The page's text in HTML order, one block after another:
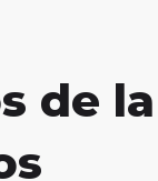
de